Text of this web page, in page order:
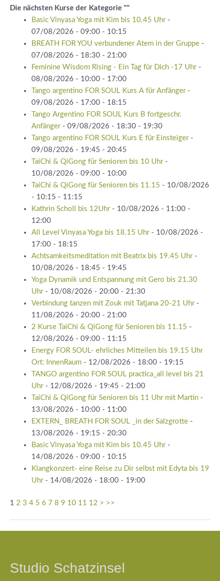
Die nächsten Kurse der Kategorie ""
Basic Vinyasa Yoga mit Kim bis 10.45 Uhr-
07/08/2026 - 09:00 - 10:15
BREATH FOR YOU verbundener Atem in der Gruppe-
07/08/2026 - 18:30 - 21:00
Feminine Wisdom Rising - Ein Tag für Dich -17 Uhr-
08/08/2026 - 10:00 - 17:00
Tango argentino FOR SOUL Kurs A für Anfänger-
09/08/2026 - 17:00 - 18:15
Tango Argentino FOR SOUL Kurs B fortgeschr.
Anfänger- 09/08/2026 - 18:30 - 19:30
Tango argentino FOR SOUL Kurs E für Einsteiger-
09/08/2026 - 19:45 - 20:45
TaiChi & QiGong für Senioren bis 10 Uhr-
10/08/2026 - 09:00 - 10:00
TaiChi & QiGong für Senioren bis 11.15 - 10/08/2026
- 10:15 - 11:15
Kathrin Scholl bis 12Uhr- 10/08/2026 - 11:00 -
12:00
All Level Vinyasa Yoga bis 18.15 Uhr- 10/08/2026 -
17:00 - 18:15
Achtsamkeitsmeditation mit Beatrix bis 19.45 Uhr-
10/08/2026 - 18:45 - 19:45
Yoga Dynamik und Entspannung mit Gero bis 21.30
Uhr- 10/08/2026 - 20:00 - 21:30
Verbindung tanzen mit Zouk mit Tatjana 20-21 Uhr-
11/08/2026 - 20:00 - 21:00
2 Kurse TaiChi & QiGong für Senioren bis 11.15 -
12/08/2026 - 09:00 - 11:15
Energy FOR SOUL- ehrliches Mitteilen bis 19.15 Uhr
Ort: InnenRaum- 12/08/2026 - 18:00 - 19:15
TANGO argentino FOR SOUL practica_all level bis 21
Uhr- 12/08/2026 - 19:45 - 21:00
TaiChi & QiGong für Senioren bis 11 Uhr mit Martin-
13/08/2026 - 10:00 - 11:00
EXTERN_ BREATH FOR SOUL _in der Salzgrotte-
13/08/2026 - 19:15 - 20:30
Basic Vinyasa Yoga mit Kim bis 10.45 Uhr-
14/08/2026 - 09:00 - 10:15
Klangkonzert- eine Reise zu Dir selbst mit Edyta bis 19
Uhr- 14/08/2026 - 18:00 - 19:00
1 2 3 4 5 6 7 8 9 10 11 12 > >>
Studio Schatzinsel